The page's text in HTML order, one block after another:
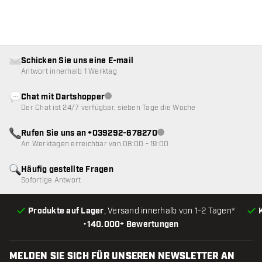
•140.000+ Bewertungen
Produkte auf Lager, Versand innerhalb von 1-2 Tagen*
Häufig gestellte Fragen
Sofortige Antwort
Schicken Sie uns eine E-mail
Antwort innerhalb 1 Werktag
Chat mit DartshopperKundenservice nicht verfügbar
Der Chat ist 24/7 verfügbar, sieben Tage die Woche
Rufen Sie uns an +039292-678270Kundenservice nicht
An Werktagen erreichbar von 08:00 - 19:00
MELDEN SIE SICH FÜR UNSEREN NEWSLETTER AN